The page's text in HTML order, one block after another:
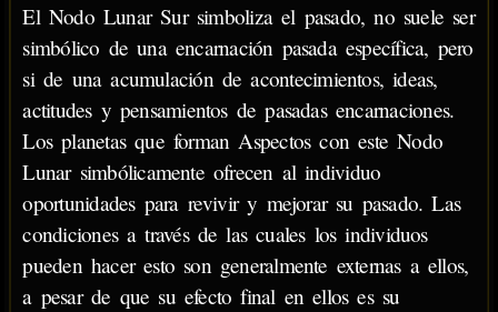
El Nodo Lunar Sur simboliza el pasado, no suele ser
simbólico de una encarnación pasada específica, pero
si de una acumulación de acontecimientos, ideas,
actitudes y pensamientos de pasadas encarnaciones.
Los planetas que forman Aspectos con este Nodo
Lunar simbólicamente ofrecen al individuo
oportunidades para revivir y mejorar su pasado. Las
condiciones a través de las cuales los individuos
pueden hacer esto son generalmente externas a ellos,
a pesar de que su efecto final en ellos es su